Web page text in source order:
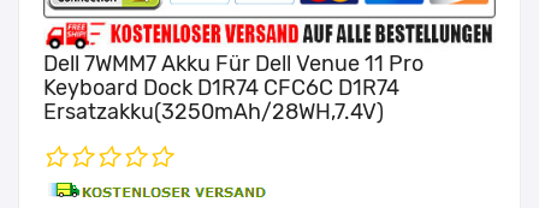
Dell 7WMM7 Akku Für Dell Venue 11 Pro
Keyboard Dock D1R74 CFC6C D1R74
Ersatzakku(3250mAh/28WH,7.4V)